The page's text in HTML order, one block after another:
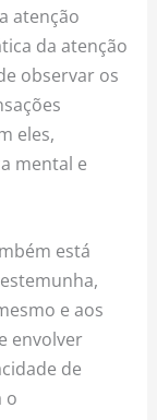
atenção
da atenção
observar os
eles,
mental e
está
e aos
envolver
de
o